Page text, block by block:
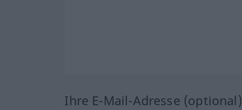
Ihre E-Mail-Adresse (optional)